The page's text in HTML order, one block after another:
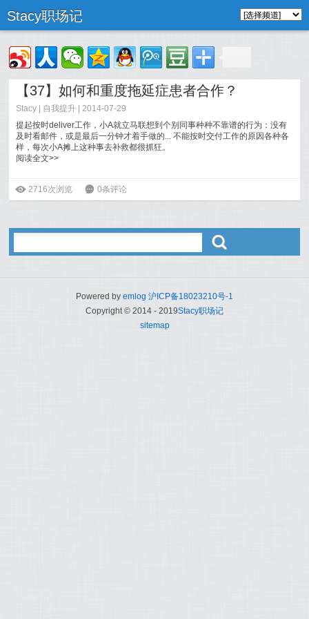
Stacy职场记
【37】如何和重度拖延症患者合作？
Stacy 自我提升 | 2014-07-29
提起按时deliver工作，小A就立马联想到个别同事种种不靠谱的行为：没有
及时看邮件，或是最后一分钟才着手做的... 不能按时交付工作的原因各种各
样，每次小A摊上这种事去补救都很抓狂。
阅读全文>>
ė 2716次浏览 6 0条评论
ő
Powered by emlog 沪ICP备18023210号-1
Copyright © 2014 - 2019Stacy职场记
sitemap